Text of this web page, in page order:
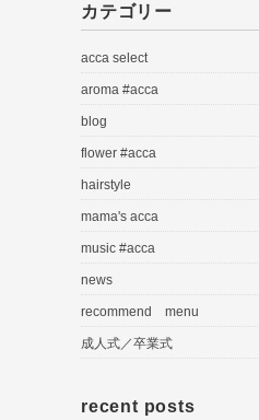
カテゴリー
acca select
aroma #acca
blog
flower #acca
hairstyle
mama's acca
music #acca
news
recommend menu
成人式／卒業式
recent posts